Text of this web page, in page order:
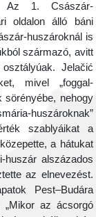
Az 1. Császár-
oldalon álló báni
huszároknál is
származó, avitt
Jelačić
mivel „foggal-
sörényébe, nehogy
huszároknak”
szablyáikat a
a hátukat
huszár alszázados
az elnevezést.
Pest–Budára
„Mikor az ácsorgó